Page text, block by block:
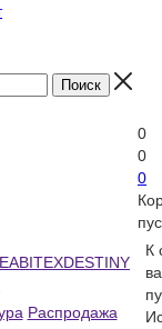
BITEXDESTINY
Распродажа
0
0
0
К